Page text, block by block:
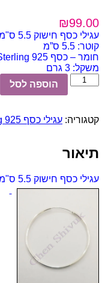
₪99.00
עגילי כסף חישוק 5.5 ס"מ
קוטר: 5.5 ס”מ
חומר – כסף 925 Sterling
משקל: 3 גרם
כמות
של
חישוק
הוספה לסל
קטגוריה: עגילי כסף Sterling 925
תיאור
עגילי כסף חישוק 5.5 ס"מ